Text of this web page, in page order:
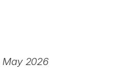
May 2026